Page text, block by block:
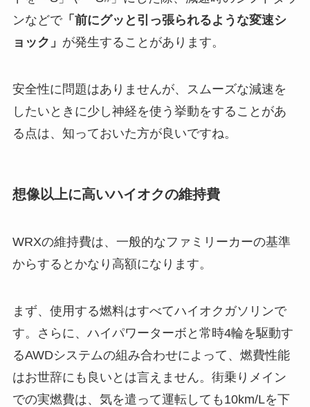
ンなどで「前にグッと引っ張られるような変速シ
ョック」 が発生することがあります。
安全性に問題はありませんが、スムーズな減速を
したいときに少し神経を使う挙動をすることがあ
る点は、知っておいた方が良いですね。
想像以上に高いハイオクの維持費
WRXの維持費は、一般的なファミリーカーの基準
からするとかなり高額になります。
まず、使用する燃料はすべてハイオクガソリンで
す。さらに、ハイパワーターボと常時4輪を駆動す
るAWDシステムの組み合わせによって、燃費性能
はお世辞にも良いとは言えません。街乗りメイン
での実燃費は、気を遣って運転しても10km/Lを下